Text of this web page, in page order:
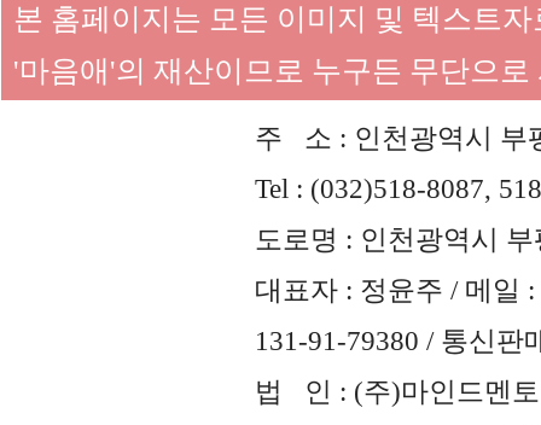
본 홈페이지는 모든 이미지 및 텍스트
'마음애'의 재산이므로 누구든 무단으
주 소 : 인천광역시 부
Tel : (032)518-8087,
도로명 : 인천광역시
대표자 : 정윤주 / 메일 :
131-91-79380 / 통신판
법 인 : (주)마인드멘토